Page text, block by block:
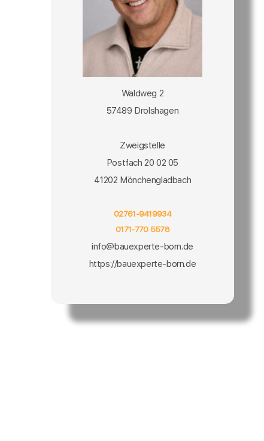
Waldweg 2
57489 Drolshagen
Zweigstelle
Postfach 20 02 05
41202 Mönchengladbach
02761-9419934
0171-770 5578
info@bauexperte-born.de
https://bauexperte-born.de